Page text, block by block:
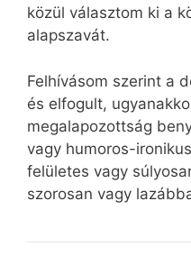
közül választom ki a
alapszavát.
Felhívásom szerint a
és elfogult,
megalapozottság
vagy humoros-
felületes vagy
szorosan vagy